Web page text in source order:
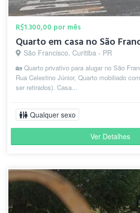
R$1.300,00 por mês
Quarto em casa no São
São Francisco, Curitiba - PR
🏡 Quarto privativo para alugar no São
Rua Celestino Júnior, Quarto mobiliado
ser retirados). Casa...
Qualquer sexo
Ver Detalhes